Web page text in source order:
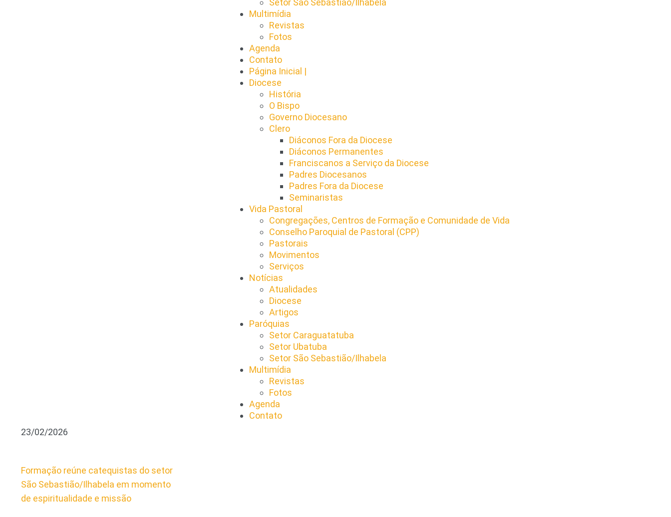
Setor São Sebastião/Ilhabela
Multimídia
Revistas
Fotos
Agenda
Contato
Página Inicial |
Diocese
História
O Bispo
Governo Diocesano
Clero
Diáconos Fora da Diocese
Diáconos Permanentes
Franciscanos a Serviço da Diocese
Padres Diocesanos
Padres Fora da Diocese
Seminaristas
Vida Pastoral
Congregações, Centros de Formação e Comunidade de Vida
Conselho Paroquial de Pastoral (CPP)​
Pastorais
Movimentos
Serviços
Notícias
Atualidades
Diocese
Artigos
Paróquias
Setor Caraguatatuba
Setor Ubatuba
Setor São Sebastião/Ilhabela
Multimídia
Revistas
Fotos
Agenda
Contato
23/02/2026
Formação reúne catequistas do setor
São Sebastião/Ilhabela em momento
de espiritualidade e missão